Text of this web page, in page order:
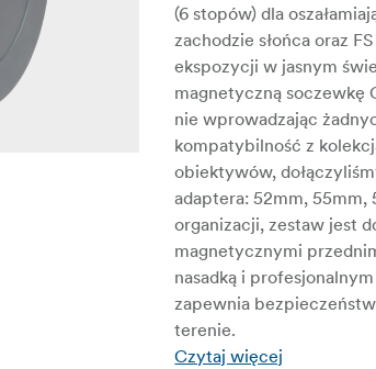
(6 stopów) dla
zachodzie słońca oraz
ekspozycji w jasnym
magnetyczną soczewkę
nie wprowadzając
kompatybilność z
obiektywów,
adaptera: 52mm, 55mm,
organizacji, zestaw jest
magnetycznymi
nasadką i
zapewnia
terenie.
Czytaj więcej